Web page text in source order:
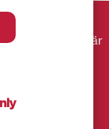
medicinsk
du får av din
här
situationer.
personligen